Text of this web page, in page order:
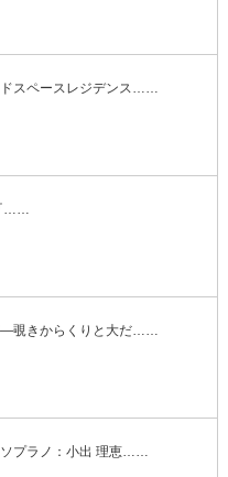
スペースレジデンス……
……
―覗きからくりと大だ……
プラノ：小出 理恵……